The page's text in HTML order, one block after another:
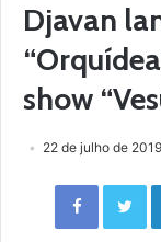
Djavan
show
22 de julho de 2019
Facebook Twitter